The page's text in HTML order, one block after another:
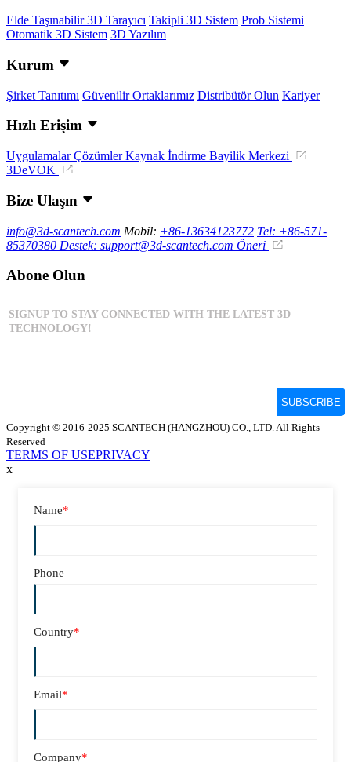
Elde Taşınabilir 3D Tarayıcı Takipli 3D Sistem Prob Sistemi
Otomatik 3D Sistem 3D Yazılım
Kurum
Şirket Tanıtımı Güvenilir Ortaklarımız Distribütör Olun Kariyer
Hızlı Erişim
UygulamalarÇözümlerKaynak İndirme Bayilik Merkezi
3DeVOK
Bize Ulaşın
info@3d-scantech.com Mobil: +86-13634123772 Tel: +86-571-
85370380 Destek: support@3d-scantech.com Öneri
Abone Olun
Copyright © 2016-2025 SCANTECH (HANGZHOU) CO., LTD. All Rights
Reserved
TERMS OF USEPRIVACY
x
Name*
Phone
Country*
Email*
Company*